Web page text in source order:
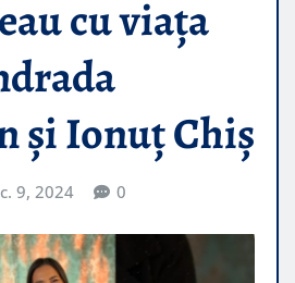
cu viața
și Ionuț Chiș
9, 2024 0